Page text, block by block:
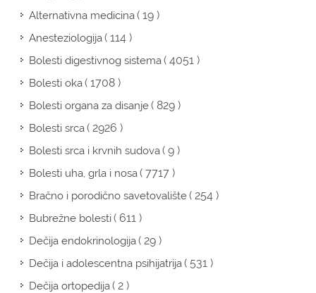
Alternativna medicina( 19 )
Anesteziologija( 114 )
Bolesti digestivnog sistema( 4051 )
Bolesti oka( 1708 )
Bolesti organa za disanje( 829 )
Bolesti srca( 2926 )
Bolesti srca i krvnih sudova( 9 )
Bolesti uha, grla i nosa( 7717 )
Bračno i porodično savetovalište( 254 )
Bubrežne bolesti( 611 )
Dečija endokrinologija( 29 )
Dečija i adolescentna psihijatrija( 531 )
Dečija ortopedija( 2 )